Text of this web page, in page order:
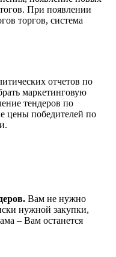
При появлении
торгов, система
отчетов по
маркетинговую
тендеров по
цены победителей по
Вам не нужно
нужной закупки,
– Вам останется